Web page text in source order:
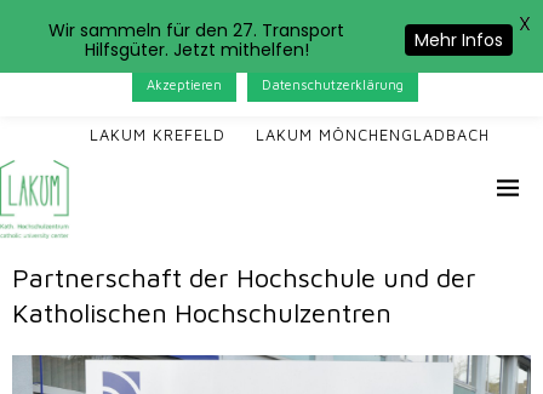
LAKUM KREFELD LAKUM MÖNCHENGLADBACH
Partnerschaft der Hochschule und der
Katholischen Hochschulzentren
Das LAKUM verwendet Cookies. Wenn Sie auf der Seite
weitersurfen, stimmen Sie der Cookie-Nutzung zu.
Akzeptieren Datenschutzerklärung
Wir sammeln für den 27. Transport
Hilfsgüter. Jetzt mithelfen!
Mehr Infos
X